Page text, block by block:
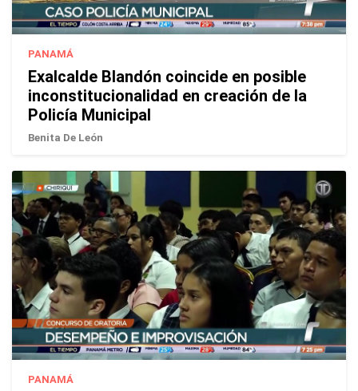
PANAMÁ
Exalcalde Blandón coincide en posible
inconstitucionalidad en creación de la
Policía Municipal
Benita De León
PANAMÁ